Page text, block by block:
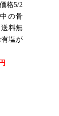
格5/2
の骨
料無
有塩が